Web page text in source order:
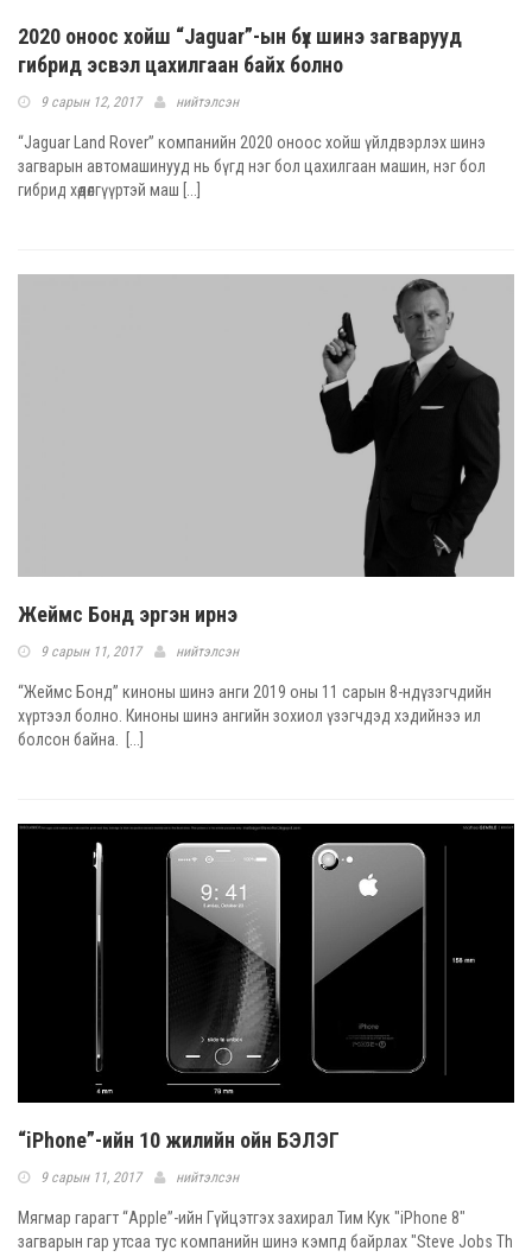
2020 оноос хойш “Jaguar”-ын бүх шинэ загварууд
гибрид эсвэл цахилгаан байх болно
9 сарын 12, 2017 нийтэлсэн
“Jaguar Land Rover” компанийн 2020 оноос хойш үйлдвэрлэх шинэ
загварын автомашинууд нь бүгд нэг бол цахилгаан машин, нэг бол
гибрид хөдөлгүүртэй маш [...]
Жеймс Бонд эргэн ирнэ
9 сарын 11, 2017 нийтэлсэн
“Жеймс Бонд” киноны шинэ анги 2019 оны 11 сарын 8-ндүзэгчдийн
хүртээл болно. Киноны шинэ ангийн зохиол үзэгчдэд хэдийнээ ил
болсон байна. [...]
“iPhone”-ийн 10 жилийн ойн БЭЛЭГ
9 сарын 11, 2017 нийтэлсэн
Мягмар гарагт “Apple”-ийн Гүйцэтгэх захирал Тим Кук "iPhone 8"
загварын гар утсаа тус компанийн шинэ кэмпд байрлах "Steve Jobs Th